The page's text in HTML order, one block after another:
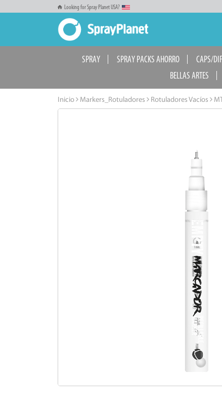
Looking for Spray Planet USA?
SPRAY SPRAY PACKS AHORRO CAPS/
BELLAS ARTES
Inicio Markers_Rotuladores Rotuladores Vacíos